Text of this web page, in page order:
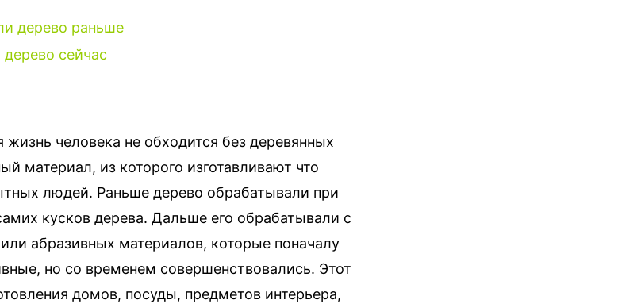
дерево раньше
сейчас
жизнь человека не обходится без деревянных
материал, из которого изготавливают что
людей. Раньше дерево обрабатывали при
кусков дерева. Дальше его обрабатывали с
абразивных материалов, которые поначалу
но со временем совершенствовались. Этот
домов, посуды, предметов интерьера,